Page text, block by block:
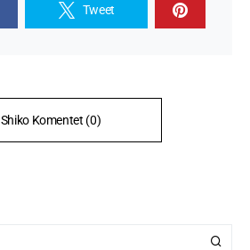
Tweet
Shiko Komentet (0)